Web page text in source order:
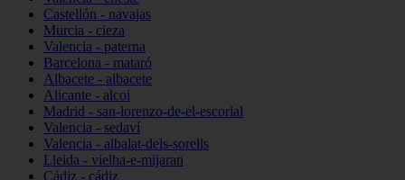
Castellón - navajas
Murcia - cieza
Valencia - paterna
Barcelona - mataró
Albacete - albacete
Alicante - alcoi
Madrid - san-lorenzo-de-el-escorial
Valencia - sedaví
Valencia - albalat-dels-sorells
Lleida - vielha-e-mijaran
Cádiz - cádiz